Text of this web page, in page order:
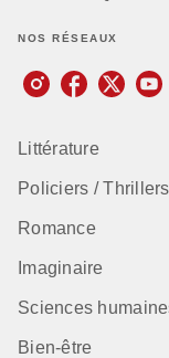
NOS RÉSEAUX
Littérature
Policiers / Thrillers
Romance
Imaginaire
Sciences
Bien-être